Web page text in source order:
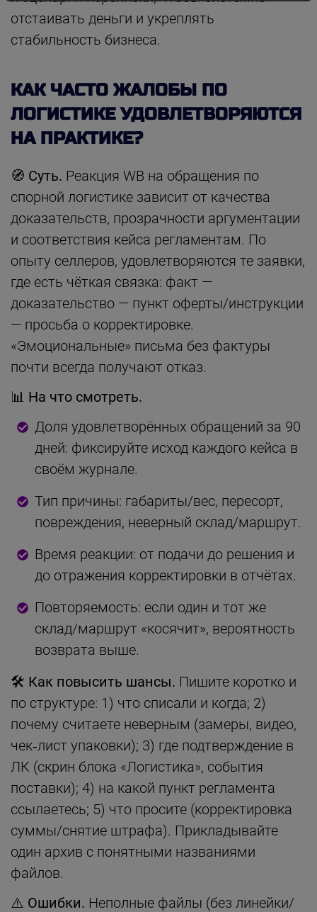
отстаивать деньги и укреплять
стабильность бизнеса.
КАК ЧАСТО ЖАЛОБЫ ПО
ЛОГИСТИКЕ УДОВЛЕТВОРЯЮТСЯ
НА ПРАКТИКЕ?
🧭 Суть. Реакция WB на обращения по
спорной логистике зависит от качества
доказательств, прозрачности аргументации
и соответствия кейса регламентам. По
опыту селлеров, удовлетворяются те заявки,
где есть чёткая связка: факт —
доказательство — пункт оферты/инструкции
— просьба о корректировке.
«Эмоциональные» письма без фактуры
почти всегда получают отказ.
📊 На что смотреть.
Доля удовлетворённых обращений за 90
дней: фиксируйте исход каждого кейса в
своём журнале.
Тип причины: габариты/вес, пересорт,
повреждения, неверный склад/маршрут.
Время реакции: от подачи до решения и
до отражения корректировки в отчётах.
Повторяемость: если один и тот же
склад/маршрут «косячит», вероятность
возврата выше.
🛠 Как повысить шансы. Пишите коротко и
по структуре: 1) что списали и когда; 2)
почему считаете неверным (замеры, видео,
чек‑лист упаковки); 3) где подтверждение в
ЛК (скрин блока «Логистика», события
поставки); 4) на какой пункт регламента
ссылаетесь; 5) что просите (корректировка
суммы/снятие штрафа). Прикладывайте
один архив с понятными названиями
файлов.
⚠️ Ошибки. Неполные файлы (без линейки/